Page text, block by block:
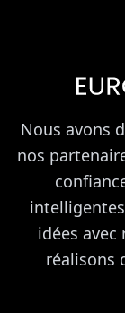
Nous avons
nos
idées
réalisons